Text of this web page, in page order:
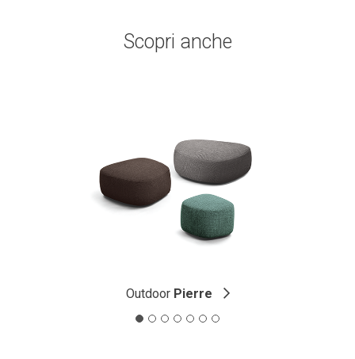
Scopri anche
Outdoor Pierre